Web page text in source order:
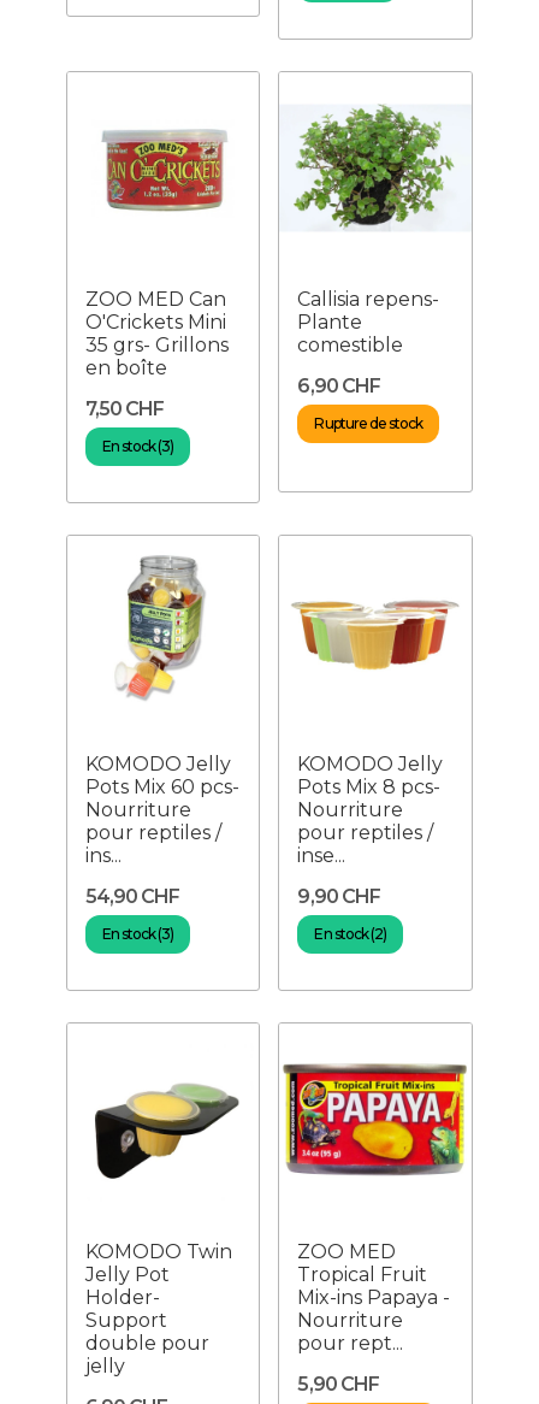
ZOO MED Can
O'Crickets Mini
35 grs- Grillons
en boîte
7,50 CHF
En stock (3)
Callisia repens-
Plante
comestible
6,90 CHF
Rupture de stock
KOMODO Jelly
Pots Mix 60 pcs-
Nourriture
pour reptiles /
ins...
54,90 CHF
En stock (3)
KOMODO Jelly
Pots Mix 8 pcs-
Nourriture
pour reptiles /
inse...
9,90 CHF
En stock (2)
KOMODO Twin
Jelly Pot
Holder-
Support
double pour
jelly
ZOO MED
Tropical Fruit
Mix-ins Papaya -
Nourriture
pour rept...
5,90 CHF